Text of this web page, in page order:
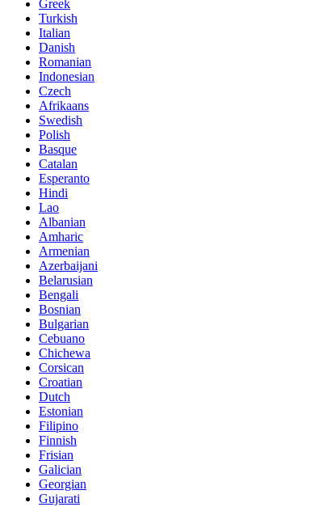
Greek
Turkish
Italian
Danish
Romanian
Indonesian
Czech
Afrikaans
Swedish
Polish
Basque
Catalan
Esperanto
Hindi
Lao
Albanian
Amharic
Armenian
Azerbaijani
Belarusian
Bengali
Bosnian
Bulgarian
Cebuano
Chichewa
Corsican
Croatian
Dutch
Estonian
Filipino
Finnish
Frisian
Galician
Georgian
Gujarati